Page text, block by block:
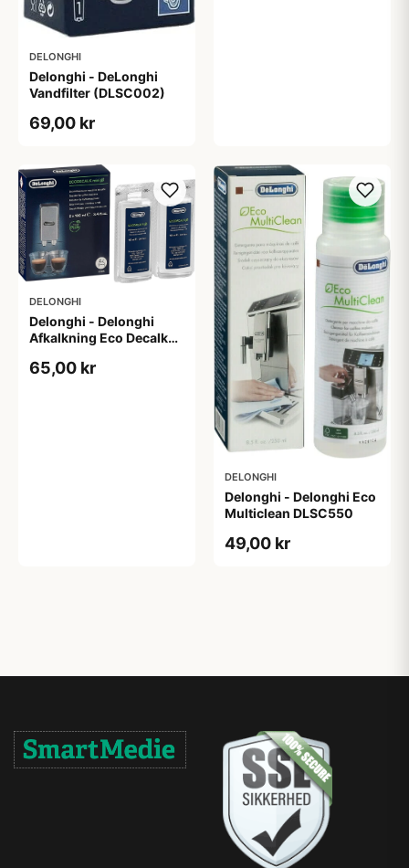
DELONGHI
Delonghi - DeLonghi
Vandfilter (DLSC002)
69,00 kr
DELONGHI
Delonghi - Delonghi
Afkalkning Eco Decalk
65,00 kr
DELONGHI
Delonghi - Delonghi Eco
Multiclean DLSC550
49,00 kr